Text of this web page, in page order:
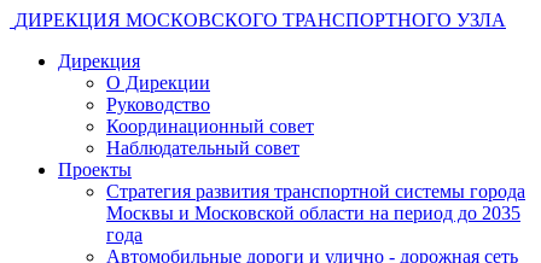
ДИРЕКЦИЯ МОСКОВСКОГО ТРАНСПОРТНОГО УЗЛА
Дирекция
О Дирекции
Руководство
Координационный совет
Наблюдательный совет
Проекты
Стратегия развития транспортной системы города
Москвы и Московской области на период до 2035
года
Автомобильные дороги и улично - дорожная сеть